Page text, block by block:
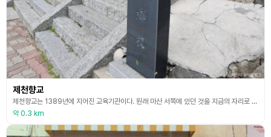
제천향교
제천향교는 1389년에 지어진 교육기관이다. 원래 마산 서쪽에 있던 것을 지금의 자리로 옮겼으나 임진왜란으로 인해 쇠퇴하였다. 그 뒤 1907년에 대성전과 명륜당이 불에 타 없어졌고, 1922년에 대성전을 다시 지었다. 현재 남아있는 건물은 대성전, 명륜당, 동재, 서재 등이 있고, 그 밖에 부속건물이 있다. 대성전은 공자를 비롯하여 여러 성현들의 위패를 모시고, 제사를 지내던 곳으로 제사 공간을 형성하는데 중심이 된다. 명륜당은 학생들이 공부하던 곳으
약 0.3 km